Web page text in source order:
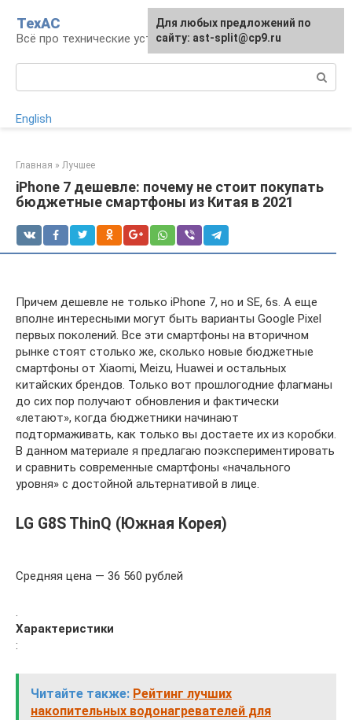
контенту
ТехАС
Всё про технические устройства
English
Главная » Лучшее
iPhone 7 дешевле: почему не стоит покупать
бюджетные смартфоны из Китая в 2021
Причем дешевле не только iPhone 7, но и SE, 6s. А еще
вполне интересными могут быть варианты Google Pixel
первых поколений. Все эти смартфоны на вторичном
рынке стоят столько же, сколько новые бюджетные
смартфоны от Xiaomi, Meizu, Huawei и остальных
китайских брендов. Только вот прошлогодние флагманы
до сих пор получают обновления и фактически
«летают», когда бюджетники начинают
подтормаживать, как только вы достаете их из коробки.
В данном материале я предлагаю поэкспериментировать
и сравнить современные смартфоны «начального
уровня» с достойной альтернативой в лице.
LG G8S ThinQ (Южная Корея)
Средняя цена — 36 560 рублей
.
Характеристики
:
Читайте также: Рейтинг лучших
накопительных водонагревателей для
Для любых предложений по
сайту: ast-split@cp9.ru